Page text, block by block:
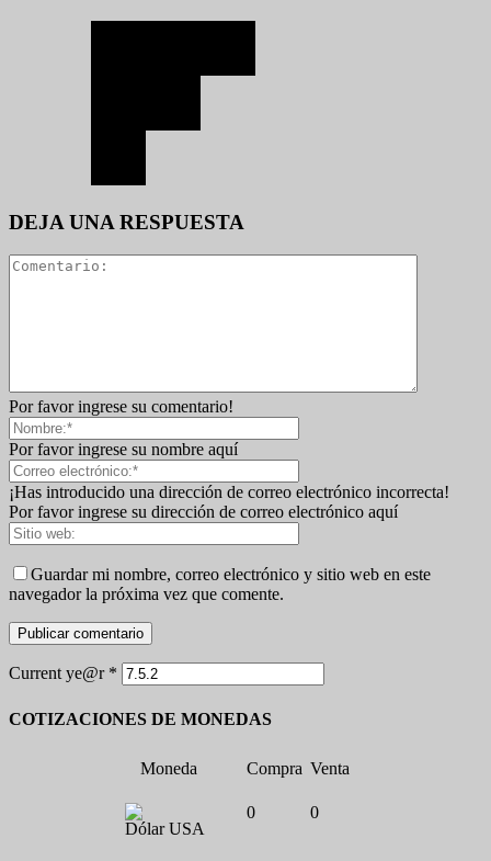
DEJA UNA RESPUESTA
Por favor ingrese su comentario!
Por favor ingrese su nombre aquí
¡Has introducido una dirección de correo electrónico incorrecta!
Por favor ingrese su dirección de correo electrónico aquí
Guardar mi nombre, correo electrónico y sitio web en este
navegador la próxima vez que comente.
Current ye@r *
COTIZACIONES DE MONEDAS
Moneda Compra Venta
Dólar USA
0 0